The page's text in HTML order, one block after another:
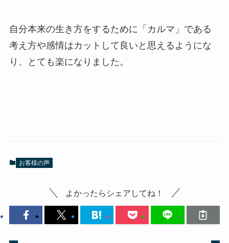
自分本来の生き方をするために「カルマ」である
考え方や感情はカットして良いと思えるようにな
り、とても楽になりました。
お客様の声
よかったらシェアしてね！